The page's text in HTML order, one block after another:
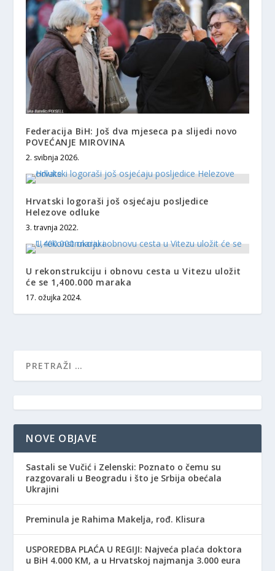
Federacija BiH: Još dva mjeseca pa slijedi novo
POVEĆANJE MIROVINA
2. svibnja 2026.
Hrvatski logoraši još osjećaju posljedice
Helezove odluke
3. travnja 2022.
U rekonstrukciju i obnovu cesta u Vitezu uložit
će se 1,400.000 maraka
17. ožujka 2024.
NOVE OBJAVE
Sastali se Vučić i Zelenski: Poznato o čemu su
razgovarali u Beogradu i što je Srbija obećala
Ukrajini
Preminula je Rahima Makelja, rođ. Klisura
USPOREDBA PLAĆA U REGIJI: Najveća plaća doktora
u BiH 4.000 KM, a u Hrvatskoj najmanja 3.000 eura